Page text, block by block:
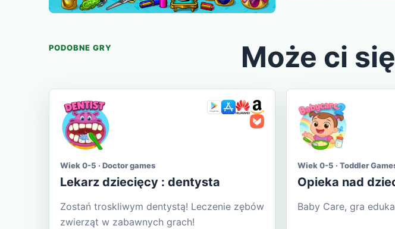
PODOBNE GRY Może ci
Wiek 0-5 · Doctor games
Lekarz dziecięcy : dentysta
Zostań troskliwym dentystą! Leczenie zębów
zwierząt w zabawnych grach!
Wiek 0-5 · Toddler
Opieka nad
Baby Care, gra